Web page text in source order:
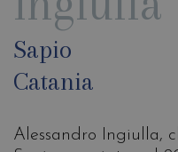
Sapio
Catania
Alessandro Ingiulla,